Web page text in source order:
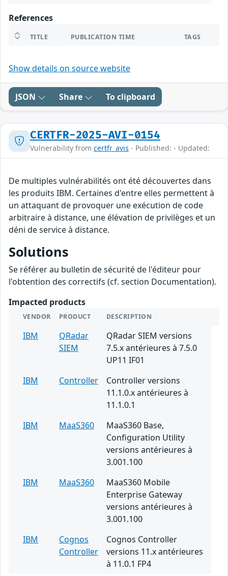
References
TITLE PUBLICATION TIME TAGS
Show details on source website
JSON Share To clipboard
CERTFR-2025-AVI-0154
Vulnerability from certfr_avis - Published: - Updated:
De multiples vulnérabilités ont été découvertes dans
les produits IBM. Certaines d'entre elles permettent à
un attaquant de provoquer une exécution de code
arbitraire à distance, une élévation de privilèges et un
déni de service à distance.
Solutions
Se référer au bulletin de sécurité de l'éditeur pour
l'obtention des correctifs (cf. section Documentation).
Impacted products
VENDOR PRODUCT DESCRIPTION
IBM
QRadar
SIEM
QRadar SIEM versions
7.5.x antérieures à 7.5.0
UP11 IF01
IBM
Controller
Controller versions
11.1.0.x antérieures à
11.1.0.1
IBM
MaaS360
MaaS360 Base,
Configuration Utility
versions antérieures à
3.001.100
IBM
MaaS360
MaaS360 Mobile
Enterprise Gateway
versions antérieures à
3.001.100
IBM
Cognos
Controller
Cognos Controller
versions 11.x antérieures
à 11.0.1 FP4